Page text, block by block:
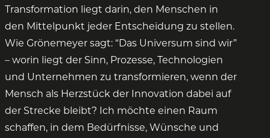
Transformation liegt darin, den Menschen in
den Mittelpunkt jeder Entscheidung zu stellen.
Wie Grönemeyer sagt: “Das Universum sind wir”
– worin liegt der Sinn, Prozesse, Technologien
und Unternehmen zu transformieren, wenn der
Mensch als Herzstück der Innovation dabei auf
der Strecke bleibt? Ich möchte einen Raum
schaffen, in dem Bedürfnisse, Wünsche und